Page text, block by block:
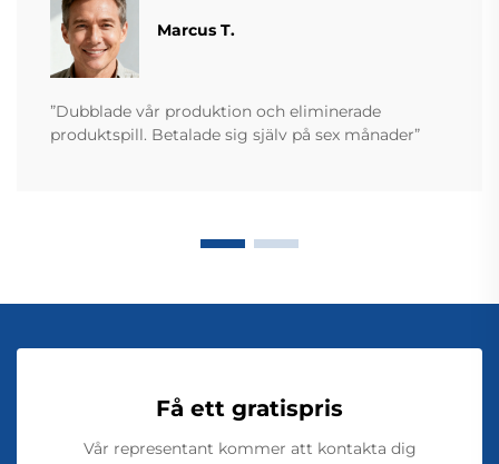
Marcus T.
”Dubblade vår produktion och eliminerade
produktspill. Betalade sig själv på sex månader”
Få ett gratispris
Vår representant kommer att kontakta dig